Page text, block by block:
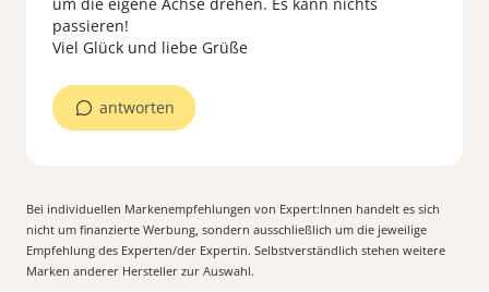
passieren!
Viel Glück und liebe Grüße
antworten
Bei individuellen Markenempfehlungen von Expert:Innen handelt es sich
nicht um finanzierte Werbung, sondern ausschließlich um die jeweilige
Empfehlung des Experten/der Expertin. Selbstverständlich stehen weitere
Marken anderer Hersteller zur Auswahl.